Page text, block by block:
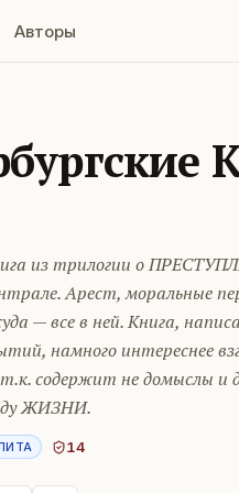
Авторы
из трилогии о
Арест, моральные
— все в ней. Книга,
намного интереснее
содержит не домыслы и
ЖИЗНИ.
14